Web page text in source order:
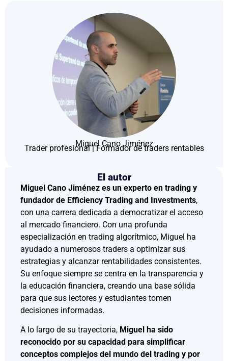
Miguel Cano Jiménez
Trader profesional | Formador de traders rentables
El autor
Miguel Cano Jiménez es un experto en trading y
fundador de Efficiency Trading and Investments,
con una carrera dedicada a democratizar el acceso
al mercado financiero. Con una profunda
especialización en trading algorítmico, Miguel ha
ayudado a numerosos traders a optimizar sus
estrategias y alcanzar rentabilidades consistentes.
Su enfoque siempre se centra en la transparencia y
la educación financiera, creando una base sólida
para que sus lectores y estudiantes tomen
decisiones informadas.
A lo largo de su trayectoria, Miguel ha sido
reconocido por su capacidad para simplificar
conceptos complejos del mundo del trading y por